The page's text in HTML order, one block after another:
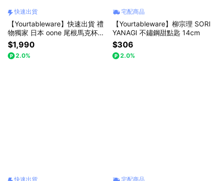
快速出貨
【Yourtableware】快速出貨 禮
物獨家 日本 oone 尾根馬克杯禮
盒 附贈百道発信和歌杯墊 對杯
禮盒四入組 新婚禮物 喬遷禮 入
厝禮
$1,990
2.0%
宅配商品
【Yourtableware】柳宗理 SORI
YANAGI 不鏽鋼甜點匙 14cm
$306
2.0%
快速出貨 宅配商品